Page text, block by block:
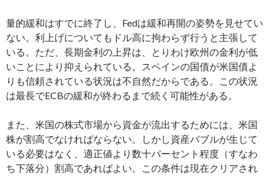
量的緩和はすでに終了し、Fedは緩和再開の姿勢を見せてい
ない。利上げについてもドル高に拘わらず行うと主張して
いる。ただ、長期金利の上昇は、とりわけ欧州の金利が低
いことにより抑えられている。スペインの国債が米国債よ
りも信頼されている状況は不自然だからである。この状況
は最長でECBの緩和が終わるまで続く可能性がある。
また、米国の株式市場から資金が流出するためには、米国
株が割高でなければならない。しかし資産バブルが生じて
いる必要はなく、適正値より数十パーセント程度（すなわ
ち下落分）割高であればよい。この条件は現在クリアされ